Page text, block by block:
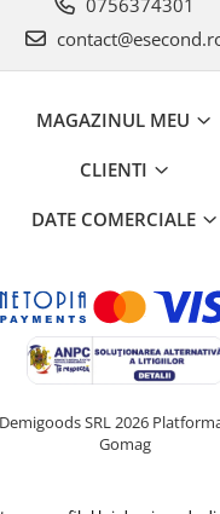
& UPS
in aer liber
0756374301
MAGAZINUL MEU
CLIENTI
DATE COMERCIALE
SRL 2026
Gomag